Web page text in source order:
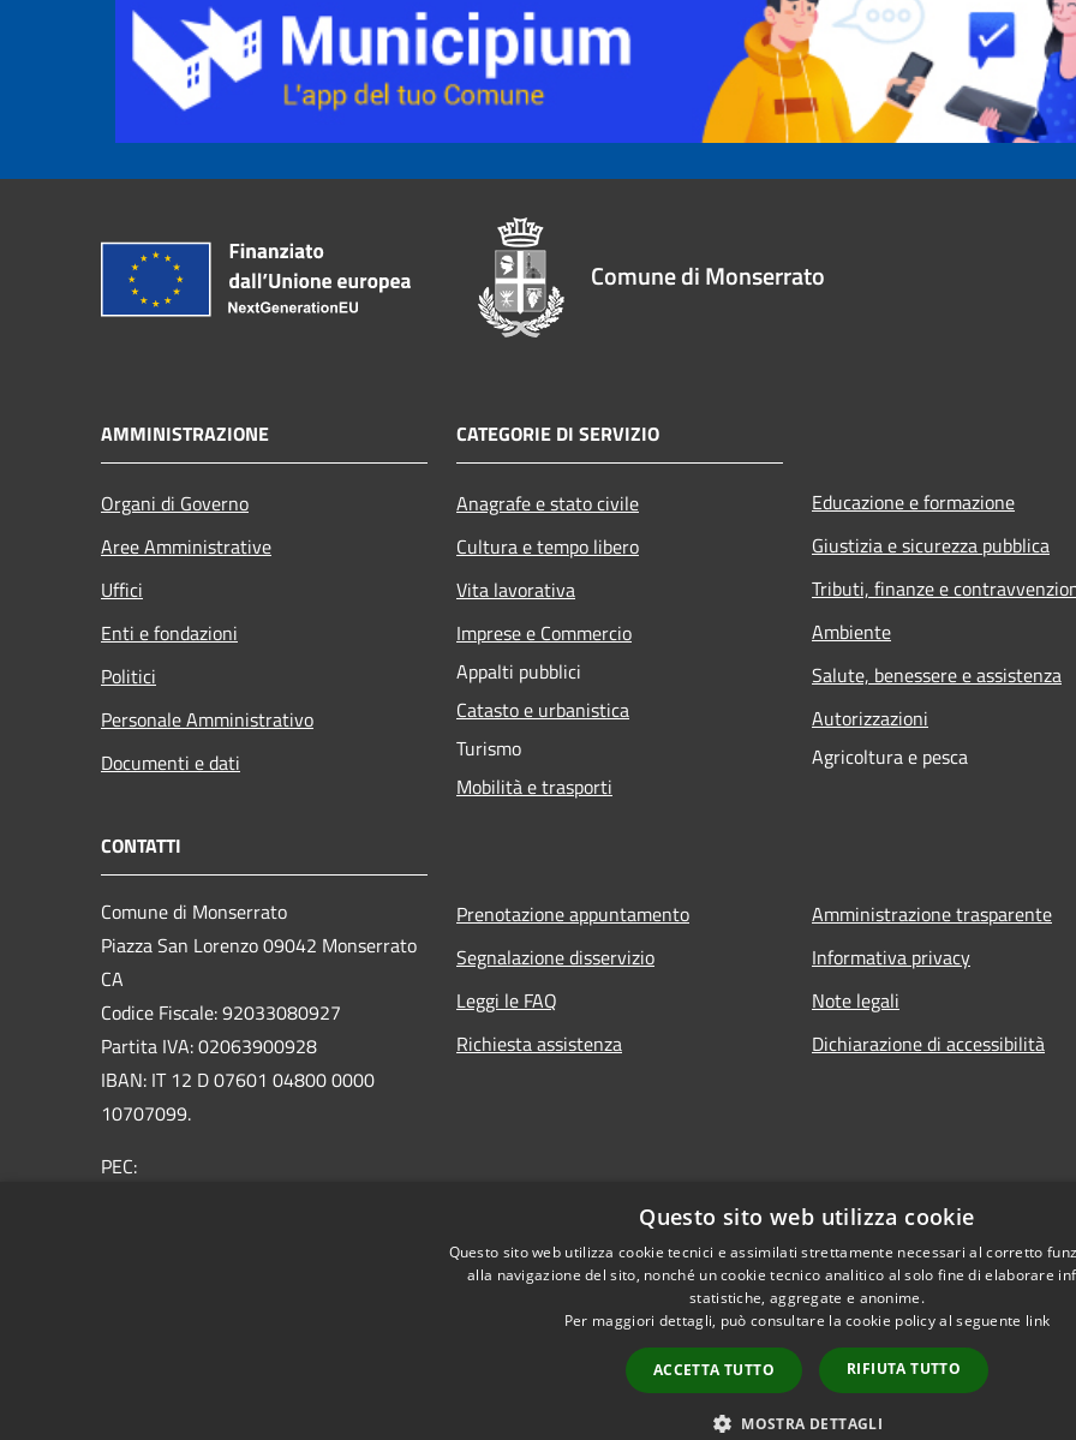
Comune di Monserrato
AMMINISTRAZIONE
Organi di Governo
Aree Amministrative
Uffici
Enti e fondazioni
Politici
Personale Amministrativo
Documenti e dati
CATEGORIE DI SERVIZIO
Anagrafe e stato civile
Cultura e tempo libero
Vita lavorativa
Imprese e Commercio
Appalti pubblici
Catasto e urbanistica
Turismo
Mobilità e trasporti
Educazione e formazione
Giustizia e sicurezza pubblica
Tributi, finanze e
Ambiente
Salute, benessere e assistenza
Autorizzazioni
Agricoltura e pesca
CONTATTI
Comune di Monserrato
Piazza San Lorenzo 09042 Monserrato
CA
Codice Fiscale: 92033080927
Partita IVA: 02063900928
IBAN: IT 12 D 07601 04800 0000
10707099.
PEC:
Prenotazione appuntamento
Segnalazione disservizio
Leggi le FAQ
Richiesta assistenza
Amministrazione trasparente
Informativa privacy
Note legali
Dichiarazione di accessibilità
Intranet
Copyright © 2026 • Comune di
Questo sito web utilizza cookie
Questo sito web utilizza cookie tecnici e assimilati strettamente necessari al corretto
alla navigazione del sito, nonché un cookie tecnico analitico al solo fine di elaborare
statistiche, aggregate e anonime.
Per maggiori dettagli, può consultare la cookie policy al seguente link
ACCETTA TUTTO RIFIUTA TUTTO
MOSTRA DETTAGLI